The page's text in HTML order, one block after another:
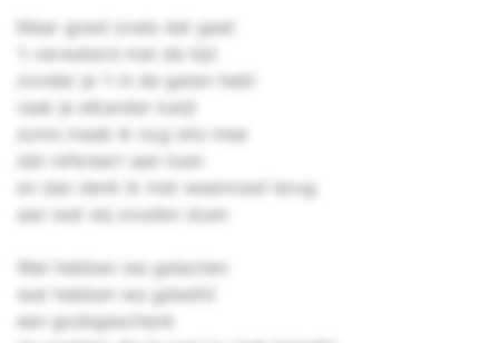
Maar goed zoals dat gaat
't verwaterd met de tijd
zonder je 't in de gaten hebt
raak je elkander kwijt
soms maak ik nog iets mee
dat refereert aan toen
en dan denk ik met weemoed terug
aan wat wij zouden doen
Wat hebben we gelachen
wat hebben we geleefd
een godsgeschenk